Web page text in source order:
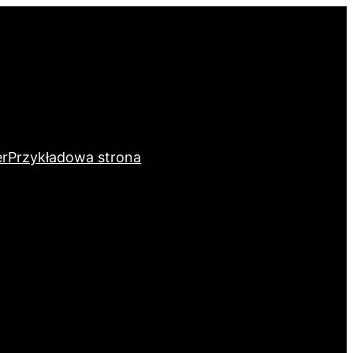
Przykładowa strona